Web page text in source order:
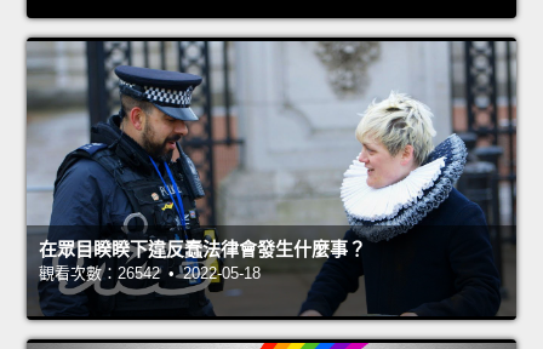
在眾目睽睽下違反蠢法律會發生什麼事？
觀看次數：26542 • 2022-05-18